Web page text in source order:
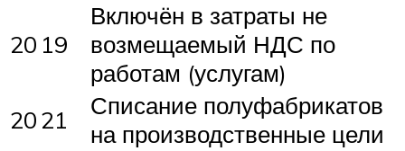
20 19
Включён в затраты не
возмещаемый НДС по
работам (услугам)
2021
Списание полуфабрикатов
на производственные цели